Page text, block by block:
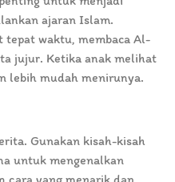
ajaran Islam.
tepat waktu, membaca Al-
jujur. Ketika anak melihat
lebih mudah menirunya.
Gunakan kisah-kisah
untuk mengenalkan